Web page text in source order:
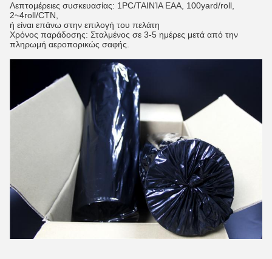
Λεπτομέρειες συσκευασίας: 1PC/ΤΑΙΝΊΑ EAA, 100yard/roll,
2~4roll/CTN,
ή είναι επάνω στην επιλογή του πελάτη
Χρόνος παράδοσης: Σταλμένος σε 3-5 ημέρες μετά από την
πληρωμή αεροπορικώς σαφής.